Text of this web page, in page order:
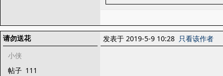
请勿送花
小侠
帖子 111
发表于 2019-5-9 10:28 只看该作者